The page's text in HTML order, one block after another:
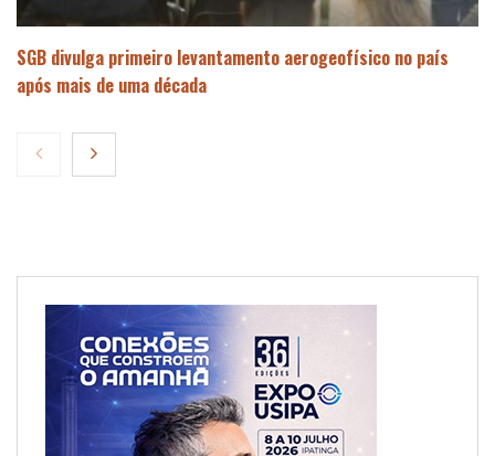
SGB divulga primeiro levantamento aerogeofísico no país
após mais de uma década